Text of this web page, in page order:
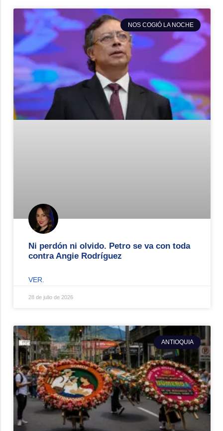
NOS COGIÓ LA NOCHE
Ni perdón ni olvido. Petro se va con toda
contra Angie Rodríguez
VER.
28 de julio de 2026
ANTIOQUIA